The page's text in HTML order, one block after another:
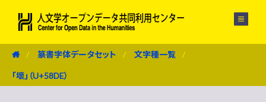
篆書字体データセット 文字種一覧
「壞」（U+58DE）